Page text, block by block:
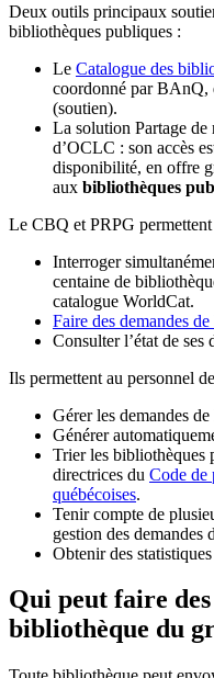
Deux outils principaux
bibliothèques publiques :
Le Catalogue des
coordonné par BAnQ,
(soutien).
La solution Partage de
d’OCLC : son accès
disponibilité, en offre
aux bibliothèques
Le CBQ et PRPG permettent
Interroger
centaine de
catalogue WorldCat.
Faire des demandes
Consulter l’état de ses
Ils permettent au personnel
Gérer les demandes
Générer
Trier les bibliothèques
directrices du Code de
québécoises.
Tenir compte de
gestion des demandes
Obtenir des
Qui peut faire des
bibliothèque du